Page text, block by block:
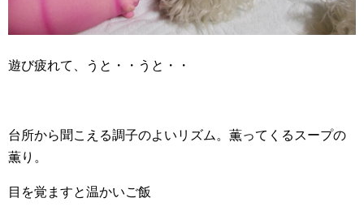
遊び疲れて、うと・・うと・・
台所から聞こえる調子のよいリズム。薫ってくるスープの
薫り。
目を覚ますと温かいご飯